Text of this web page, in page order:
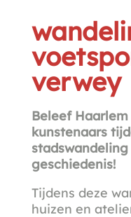
verwey
Beleef
kunstenaars
geschiedenis!
Tijdens deze
huizen en